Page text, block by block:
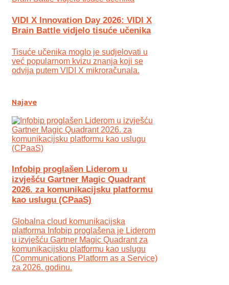
VIDI X Innovation Day 2026: VIDI X
Brain Battle vidjelo tisuće učenika
Tisuće učenika moglo je sudjelovati u
već popularnom kvizu znanja koji se
odvija putem VIDI X mikroračunala.
Najave
Infobip proglašen Liderom u
izvješću Gartner Magic Quadrant
2026. za komunikacijsku platformu
kao uslugu (CPaaS)
Globalna cloud komunikacijska
platforma Infobip proglašena je Liderom
u izvješću Gartner Magic Quadrant za
komunikacijsku platformu kao uslugu
(Communications Platform as a Service)
za 2026. godinu.